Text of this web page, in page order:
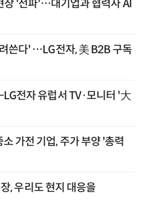
장 '전파'…대기업과 협력사 AI
쓴다' …LG전자, 美 B2B 구독
전자 유럽서 TV·모니터 '大
가전 기업, 주가 부양 '총력
, 우리도 현지 대응을